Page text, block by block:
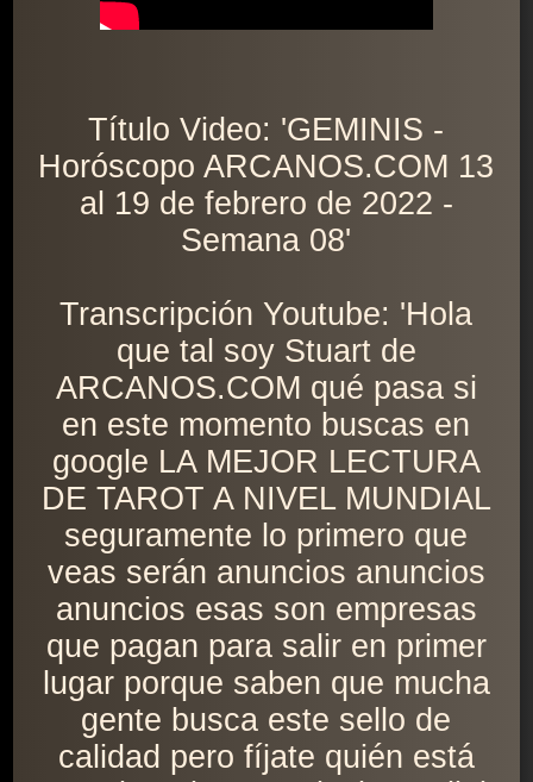
Título Video: 'GEMINIS -
Horóscopo ARCANOS.COM 13
al 19 de febrero de 2022 -
Semana 08'
Transcripción Youtube: 'Hola
que tal soy Stuart de
ARCANOS.COM qué pasa si
en este momento buscas en
google LA MEJOR LECTURA
DE TAROT A NIVEL MUNDIAL
seguramente lo primero que
veas serán anuncios anuncios
anuncios esas son empresas
que pagan para salir en primer
lugar porque saben que mucha
gente busca este sello de
calidad pero fíjate quién está